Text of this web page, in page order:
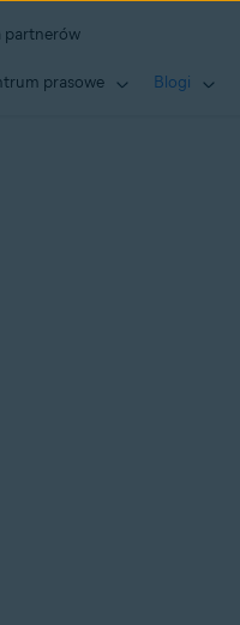
partnerów
prasowe Blogi